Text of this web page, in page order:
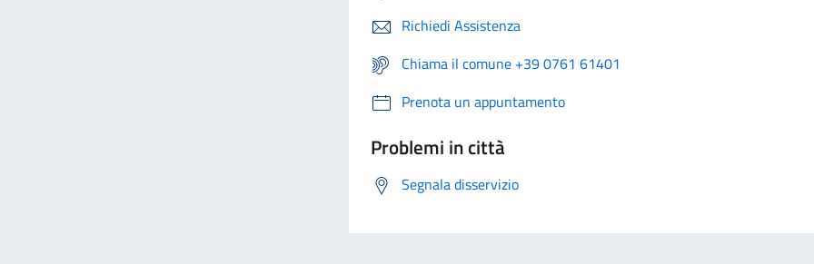
Richiedi Assistenza
Chiama il comune +39 0761 61401
Prenota un appuntamento
Problemi in città
Segnala disservizio